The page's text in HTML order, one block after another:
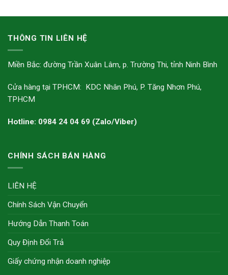
THÔNG TIN LIÊN HỆ
Miền Bắc: đường Trần Xuân Lâm, p. Trường Thi, tỉnh Ninh Bình
Cửa hàng tại TPHCM: KDC Nhân Phú, P. Tăng Nhơn Phú,
TPHCM
Hotline: 0984 24 04 69 (Zalo/Viber)
CHÍNH SÁCH BÁN HÀNG
LIÊN HỆ
Chính Sách Vận Chuyển
Hướng Dẫn Thanh Toán
Quy Định Đổi Trả
Giấy chứng nhận doanh nghiệp